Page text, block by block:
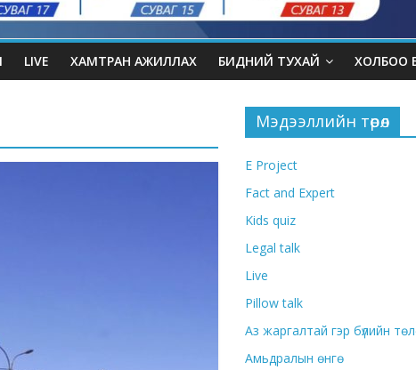
LIVE ХАМТРАН АЖИЛЛАХ БИДНИЙ ТУХАЙ ХОЛБОО
Мэдээллийн төрөл
E Project
Fact and Expert
Kids quiz
Legal talk
Live
Pillow talk
Аз жаргалтай гэр бүлийн
Амьдралын өнгө